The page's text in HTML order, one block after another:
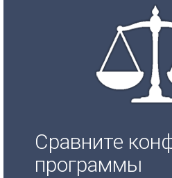
Сравните
программы